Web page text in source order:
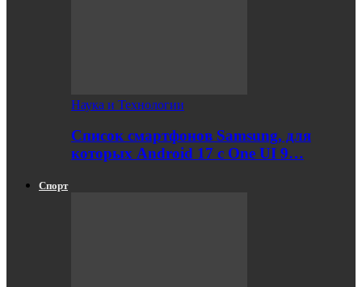
Наука и Технологии
Список смартфонов Samsung, для
которых Android 17 с One UI 9…
Спорт